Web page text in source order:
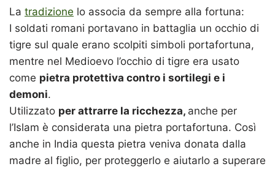
La tradizione lo associa da sempre alla fortuna:
I soldati romani portavano in battaglia un occhio di
tigre sul quale erano scolpiti simboli portafortuna,
mentre nel Medioevo l’occhio di tigre era usato
come pietra protettiva contro i sortilegi e i
demoni.
Utilizzato per attrarre la ricchezza, anche per
l’Islam è considerata una pietra portafortuna. Così
anche in India questa pietra veniva donata dalla
madre al figlio, per proteggerlo e aiutarlo a superare